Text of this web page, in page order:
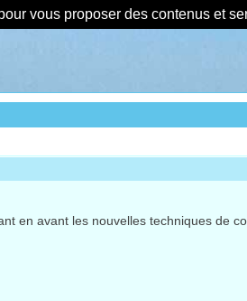
vous proposer des contenus et
en avant les nouvelles techniques de